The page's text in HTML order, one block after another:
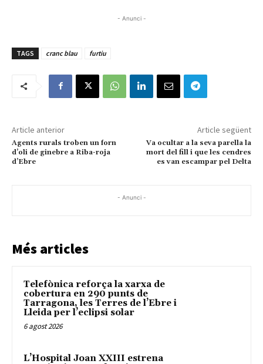
- Anunci -
TAGS cranc blau furtiu
Article anterior
Agents rurals troben un forn
d’oli de ginebre a Riba-roja
d’Ebre
Article següent
Va ocultar a la seva parella la
mort del fill i que les cendres
es van escampar pel Delta
- Anunci -
Més articles
Telefònica reforça la xarxa de
cobertura en 290 punts de
Tarragona, les Terres de l’Ebre i
Lleida per l’eclipsi solar
6 agost 2026
L’Hospital Joan XXIII estrena